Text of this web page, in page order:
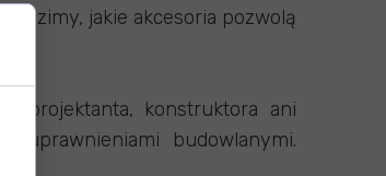
jakie akcesoria pozwolą
projektanta, konstruktora ani
uprawnieniami budowlanymi.